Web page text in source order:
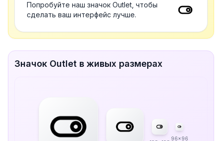
Попробуйте наш значок Outlet, чтобы
сделать ваш интерфейс лучше.
Значок Outlet в живых размерах
96x96